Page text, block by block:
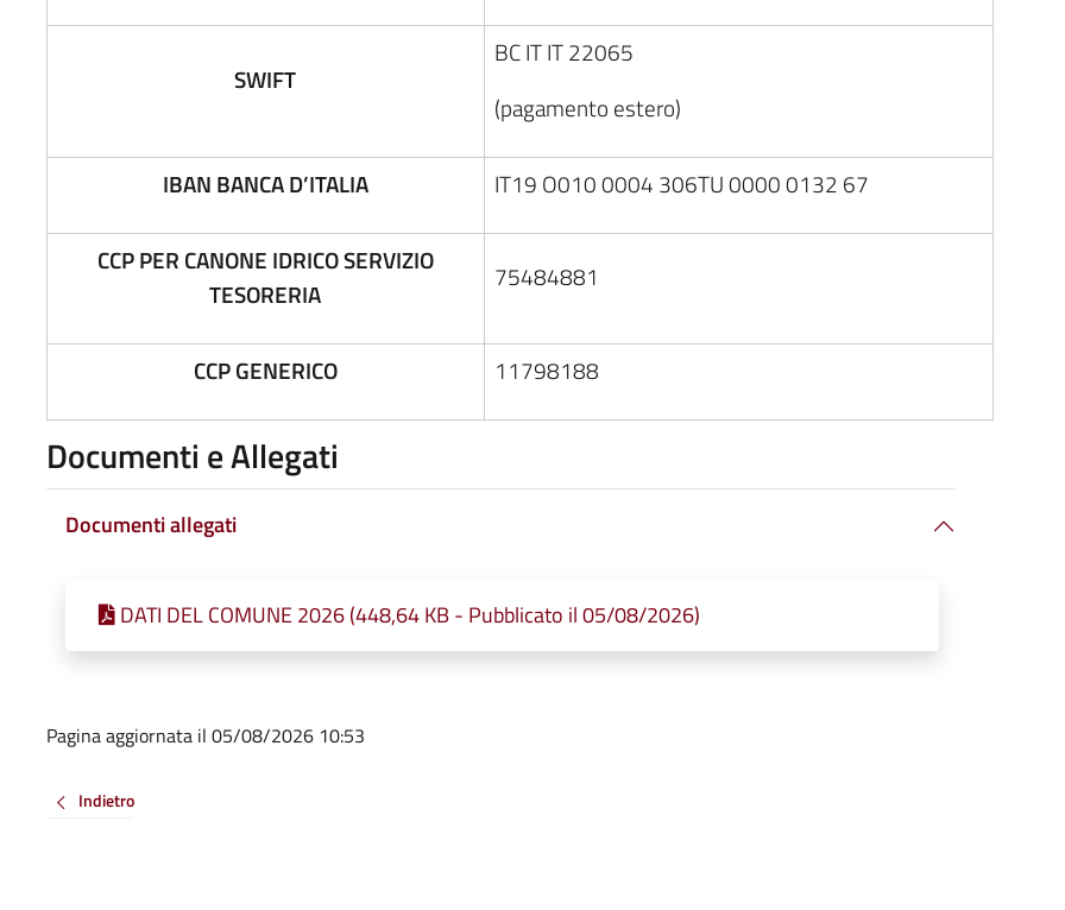
SWIFT
BC IT IT 22065
(pagamento estero)
IBAN BANCA D’ITALIA IT19 O010 0004 306TU 0000 0132 67
CCP PER CANONE IDRICO SERVIZIO
TESORERIA
75484881
CCP GENERICO 11798188
Documenti e Allegati
Documenti allegati
DATI DEL COMUNE 2026 (448,64 KB - Pubblicato il 05/08/2026)
Pagina aggiornata il 05/08/2026 10:53
Indietro